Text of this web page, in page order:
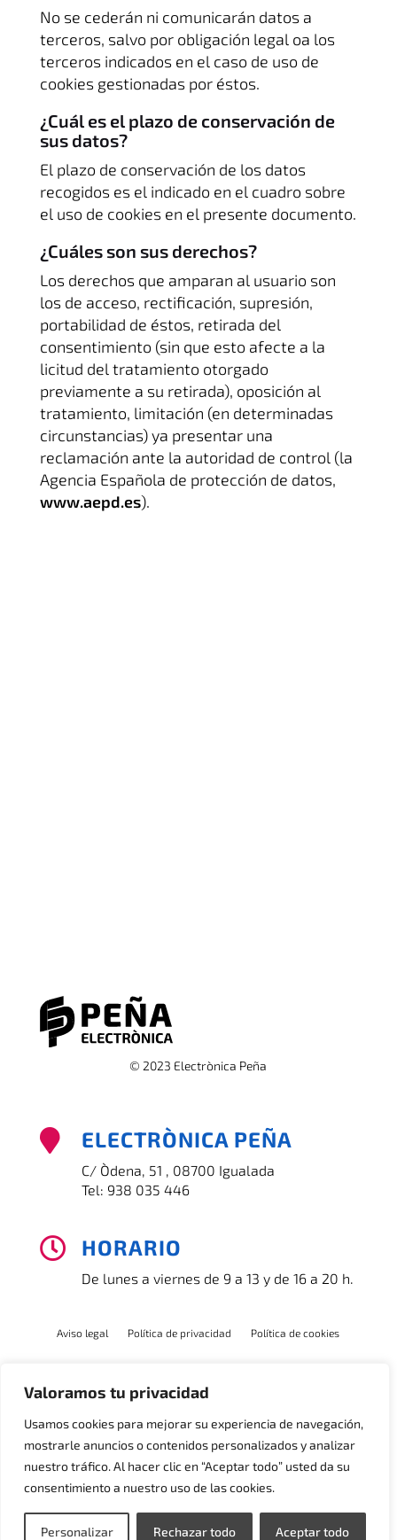
Valoramos tu privacidad
Usamos cookies para mejorar su experiencia de navegación,
mostrarle anuncios o contenidos personalizados y analizar
nuestro tráfico. Al hacer clic en “Aceptar todo” usted da su
consentimiento a nuestro uso de las cookies.
Personalizar Rechazar todo Aceptar todo
No se cederán ni comunicarán datos a
terceros, salvo por obligación legal oa los
terceros indicados en el caso de uso de
cookies gestionadas por éstos.
¿Cuál es el plazo de conservación de
sus datos?
El plazo de conservación de los datos
recogidos es el indicado en el cuadro sobre
el uso de cookies en el presente documento.
¿Cuáles son sus derechos?
Los derechos que amparan al usuario son
los de acceso, rectificación, supresión,
portabilidad de éstos, retirada del
consentimiento (sin que esto afecte a la
licitud del tratamiento otorgado
previamente a su retirada), oposición al
tratamiento, limitación (en determinadas
circunstancias) ya presentar una
reclamación ante la autoridad de control (la
Agencia Española de protección de datos,
www.aepd.es).
© 2023 Electrònica Peña
 ELECTRÒNICA PEÑA
C/ Òdena, 51 , 08700 Igualada
Tel: 938 035 446
 HORARIO
De lunes a viernes de 9 a 13 y de 16 a 20 h.
Aviso legal Política de privacidad Política de cookies